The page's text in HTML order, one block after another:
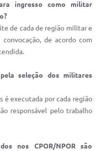
ingresso como militar
de cada de região militar e
de acordo com
seleção dos militares
é executada por cada região
responsável pelo trabalho
nos CPOR/NPOR são